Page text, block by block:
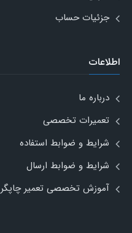
جزئیات حساب
اطلاعات
درباره ما
تعمیرات تخصصی
شرایط و ضوابط استفاده
شرایط و ضوابط ارسال
آموزش تخصصی تعمیر چاپگر